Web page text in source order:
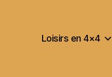
Loisirs en 4×4